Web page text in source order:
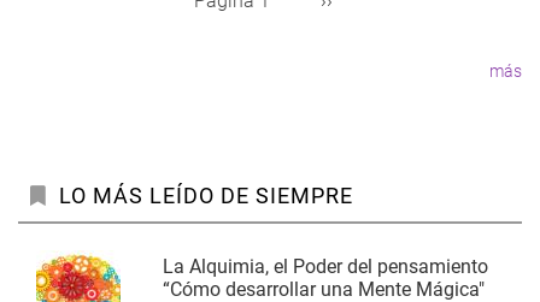
más
LO MÁS LEÍDO DE SIEMPRE
La Alquimia, el Poder del pensamiento
“Cómo desarrollar una Mente Mágica"